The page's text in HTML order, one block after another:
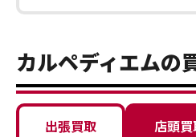
カルペディエムの
出張買取 店頭